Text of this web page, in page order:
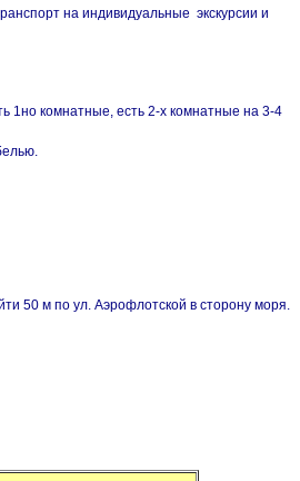
на индивидуальные экскурсии и
1но комнатные, есть 2-х комнатные на 3-4
50 м по ул. Аэрофлотской в сторону моря.